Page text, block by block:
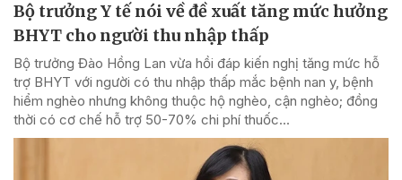
Bộ trưởng Y tế nói về đề xuất tăng mức hưởng
BHYT cho người thu nhập thấp
Bộ trưởng Đào Hồng Lan vừa hồi đáp kiến nghị tăng mức hỗ
trợ BHYT với người có thu nhập thấp mắc bệnh nan y, bệnh
hiểm nghèo nhưng không thuộc hộ nghèo, cận nghèo; đồng
thời có cơ chế hỗ trợ 50-70% chi phí thuốc...